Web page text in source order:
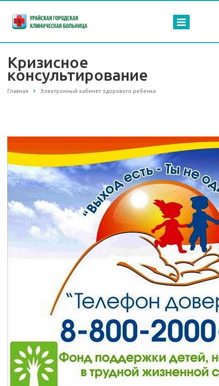
Кризисное
консультирование
Главная Электронный кабинет здорового ребенка